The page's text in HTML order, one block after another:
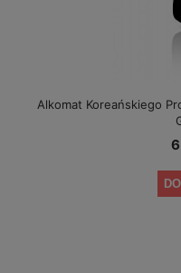
Alkomat Koreańskiego